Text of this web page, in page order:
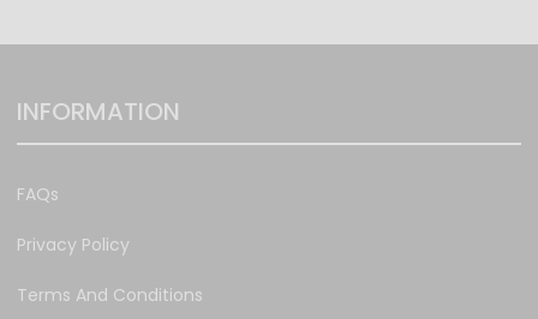
INFORMATION
FAQs
Privacy Policy
Terms And Conditions
題，否則不接受退貨退款，